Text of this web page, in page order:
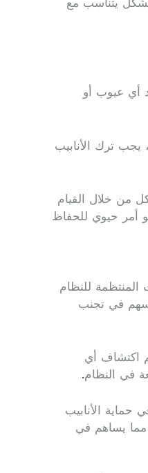
بشكل يتناسب مع
أي عيوب أو
يجب ترك الأنابيب
من خلال القيام
أمر حيوي للحفاظ
المنتظمة للنظام
في تجنب
اكتشاف أي
في النظام.
حماية الأنابيب
مما يساهم في